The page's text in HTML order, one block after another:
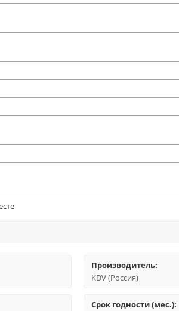
Производитель:
KDV (Россия)
Срок годности (мес.):